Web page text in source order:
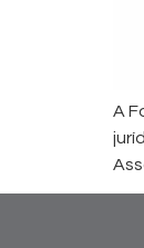
A